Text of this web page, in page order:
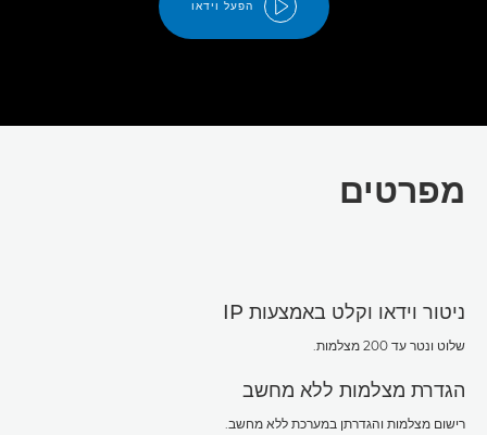
הפעל וידאו
מפרטים
ניטור וידאו וקלט באמצעות IP
שלוט ונטר עד 200 מצלמות.
הגדרת מצלמות ללא מחשב
רישום מצלמות והגדרתן במערכת ללא מחשב.